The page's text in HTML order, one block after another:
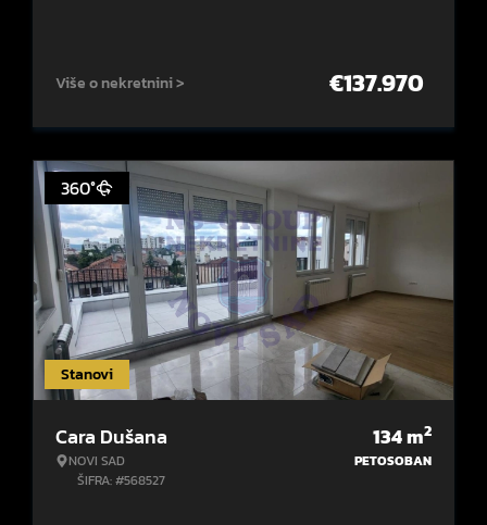
Više o nekretnini > €137.970
Stanovi
360°
Cara Dušana
NOVI SAD
ŠIFRA: #568527
134m2
PETOSOBAN